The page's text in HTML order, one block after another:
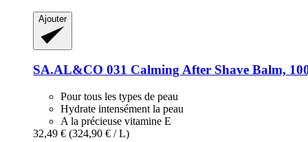
Ajouter
SA.AL&CO 031 Calming After Shave Balm,
Pour tous les types de peau
Hydrate intensément la peau
A la précieuse vitamine E
32,49 € (324,90 € / L)